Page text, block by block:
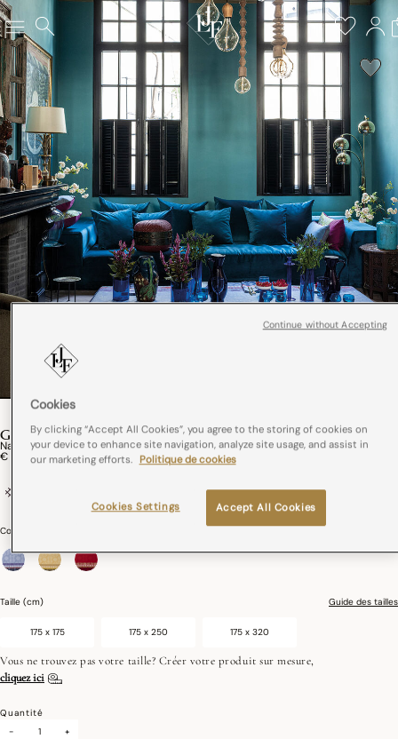
GIPSY
Nappe Enduite Gipsy Coton
€ 199,00
Enduction acrylique
Couleurs :
Taille (cm) Guide des tailles
175 x 175 175 x 250 175 x 320
Vous ne trouvez pas votre taille? Créer votre produit sur mesure,
cliquez ici
Quantité
-
+
Cookies
By clicking “Accept All Cookies”, you agree to the storing of cookies on
your device to enhance site navigation, analyze site usage, and assist in
our marketing efforts. Politique de cookies
Accept All Cookies
Cookies Settings
Continue without Accepting